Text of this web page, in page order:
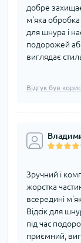
добре
м'яка обробка
для шнура і
подорожей
виглядає
Відгук був
Зручний і
жорстка
всередині
Відсік для
під час
приємний,